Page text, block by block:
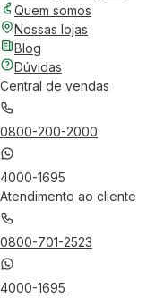
Quem somos
Nossas lojas
Blog
Dúvidas
Central de vendas
0800-200-2000
4000-1695
Atendimento ao cliente
0800-701-2523
4000-1695